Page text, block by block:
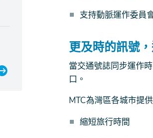
支持動脈運作委員
更及時的訊號
當交通號誌同步運作
口。
MTC為灣區各城市提
縮短旅行時間